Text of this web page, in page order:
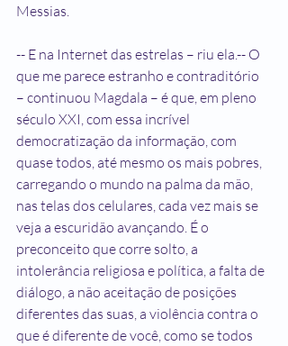
Messias.
-- E na Internet das estrelas – riu ela.-- O
que me parece estranho e contraditório
– continuou Magdala – é que, em pleno
século XXI, com essa incrível
democratização da informação, com
quase todos, até mesmo os mais pobres,
carregando o mundo na palma da mão,
nas telas dos celulares, cada vez mais se
veja a escuridão avançando. É o
preconceito que corre solto, a
intolerância religiosa e política, a falta de
diálogo, a não aceitação de posições
diferentes das suas, a violência contra o
que é diferente de você, como se todos